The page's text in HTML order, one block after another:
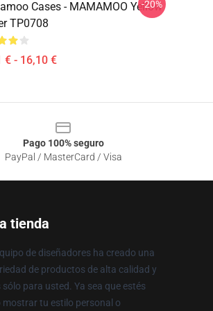
Cases - MAMAMOO Yellow
TP0708
€ - 16,10 €
-20%
Pago 100% seguro
PayPal / MasterCard / Visa
tienda
de diseñadores ha creado una
de productos de alta calidad y
sólo para usted. Ya sea que estés
mostrar tu estilo personal o